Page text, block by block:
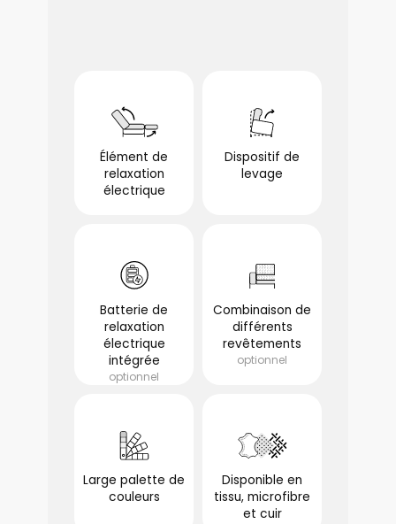
Élément de
relaxation
électrique
Dispositif de
levage
Batterie de
relaxation
électrique
intégrée
optionnel
Combinaison de
différents
revêtements
optionnel
Large palette de
couleurs
Disponible en
tissu, microfibre
et cuir